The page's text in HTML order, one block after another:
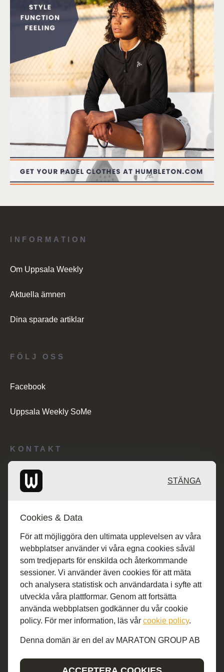
INFORMATION
Om Uppsala Weekly
Aktuella ämnen
Dina sparade artiklar
KONTAKT
Redaktionen: desk@maratongroup.com
FÖLJ OSS
Facebook
Uppsala Weekly SoMe
© MARATON GROUP AB 2019-2022
STÄNGA
Cookies & Data
För att möjliggöra den ultimata upplevelsen av våra
webbplatser använder vi våra egna cookies såväl
som tredjeparts för enskilda och återkommande
sessioner. Vi använder även cookies för att mäta
och analysera statistisk och användardata i syfte att
utveckla våra plattformar. Genom att fortsätta
använda webbplatsen godkänner du vår cookie
policy. För mer information, läs vår cookie policy.
Denna domän är en del av MARATON GROUP AB